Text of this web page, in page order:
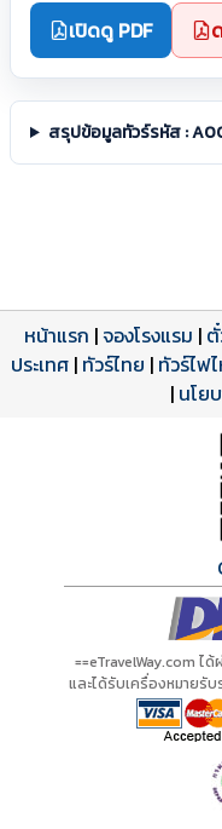
เปิดดู PDF
สรุปข้อมูลทัวร์รหัส :
โปรแกรมทัวร์
รีวิวลูกค้าจริง
รีวิวจาก
ใบอนุญาตนำเที่ยว
เลขที่ 11/11450
หน้าแรก |จองโรงแรม |
ประเทศ | ทัวร์ไทย | ทัวร์ไฟ
| นโย
==eTravelWay.com ไ
และได้รับเครื่องหมายรั